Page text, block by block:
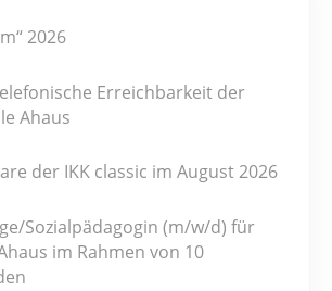
2026
Erreichbarkeit der
Ahaus
der IKK classic im August 2026
Sozialpädagogin (m/w/d) für
im Rahmen von 10